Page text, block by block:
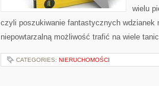
wielu
czyli poszukiwanie fantastycznych wdzianek
niepowtarzalną możliwość trafić na wiele
CATEGORIES: NIERUCHOMOŚCI